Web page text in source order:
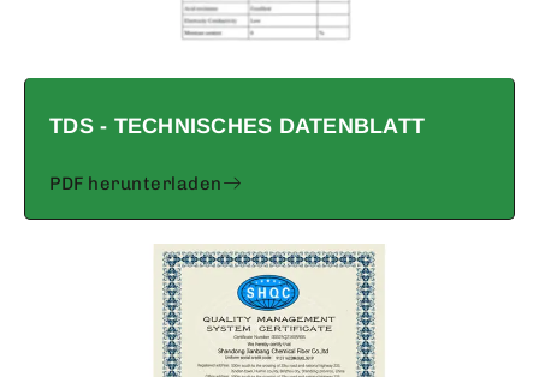
TDS - TECHNISCHES DATENBLATT
PDF herunterladen